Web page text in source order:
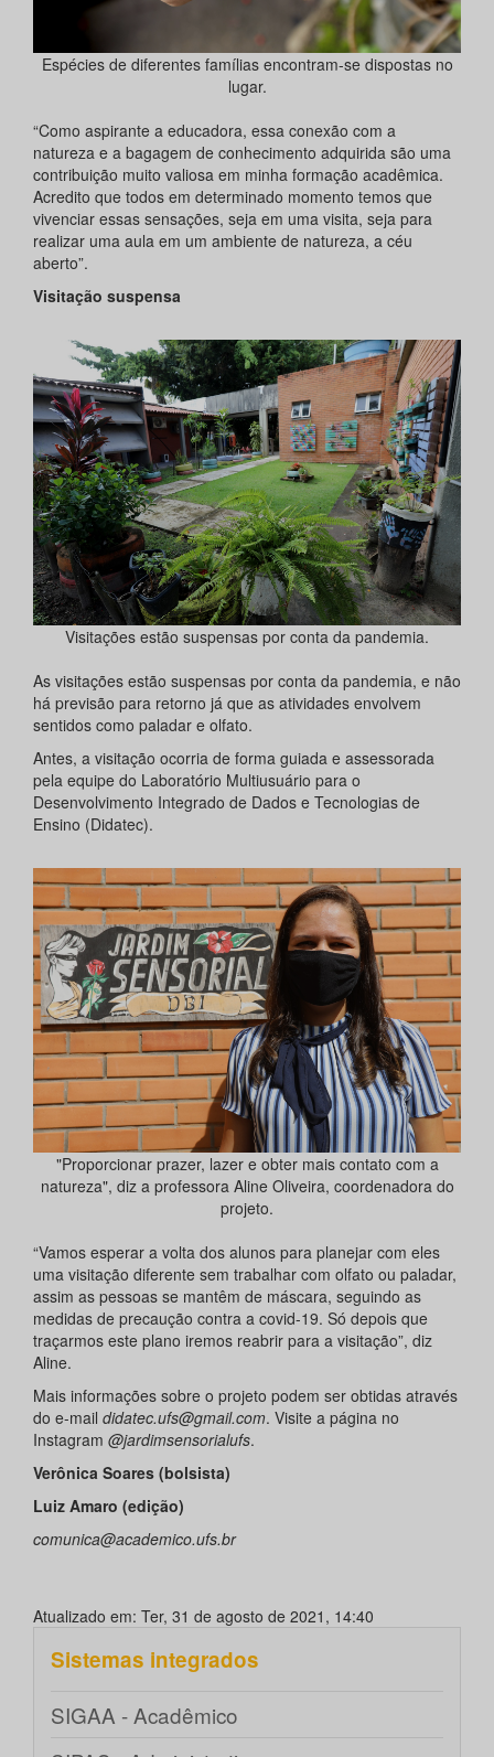
Espécies de diferentes famílias encontram-se dispostas no
lugar.
“Como aspirante a educadora, essa conexão com a
natureza e a bagagem de conhecimento adquirida são uma
contribuição muito valiosa em minha formação acadêmica.
Acredito que todos em determinado momento temos que
vivenciar essas sensações, seja em uma visita, seja para
realizar uma aula em um ambiente de natureza, a céu
aberto”.
Visitação suspensa
Visitações estão suspensas por conta da pandemia.
As visitações estão suspensas por conta da pandemia, e não
há previsão para retorno já que as atividades envolvem
sentidos como paladar e olfato.
Antes, a visitação ocorria de forma guiada e assessorada
pela equipe do Laboratório Multiusuário para o
Desenvolvimento Integrado de Dados e Tecnologias de
Ensino (Didatec).
"Proporcionar prazer, lazer e obter mais contato com a
natureza", diz a professora Aline Oliveira, coordenadora do
projeto.
“Vamos esperar a volta dos alunos para planejar com eles
uma visitação diferente sem trabalhar com olfato ou paladar,
assim as pessoas se mantêm de máscara, seguindo as
medidas de precaução contra a covid-19. Só depois que
traçarmos este plano iremos reabrir para a visitação”, diz
Aline.
Mais informações sobre o projeto podem ser obtidas através
do e-mail didatec.ufs@gmail.com. Visite a página no
Instagram @jardimsensorialufs.
Verônica Soares (bolsista)
Luiz Amaro (edição)
comunica@academico.ufs.br
Atualizado em: Ter, 31 de agosto de 2021, 14:40
Sistemas integrados
SIGAA - Acadêmico